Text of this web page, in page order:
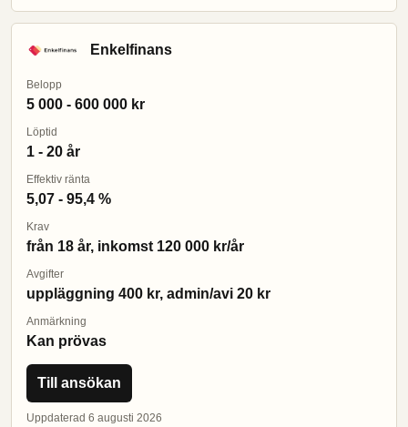
Enkelfinans
Belopp
5 000 - 600 000 kr
Löptid
1 - 20 år
Effektiv ränta
5,07 - 95,4 %
Krav
från 18 år, inkomst 120 000 kr/år
Avgifter
uppläggning 400 kr, admin/avi 20 kr
Anmärkning
Kan prövas
Till ansökan
Uppdaterad 6 augusti 2026